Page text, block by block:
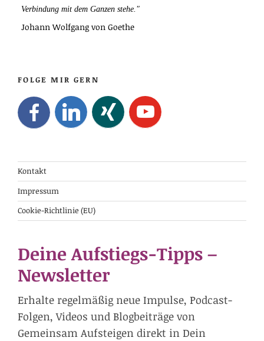
Verbindung mit dem Ganzen stehe."
Johann Wolfgang von Goethe
FOLGE MIR GERN
Kontakt
Impressum
Cookie-Richtlinie (EU)
Deine Aufstiegs-Tipps –
Newsletter
Erhalte regelmäßig neue Impulse, Podcast-
Folgen, Videos und Blogbeiträge von
Gemeinsam Aufsteigen direkt in Dein